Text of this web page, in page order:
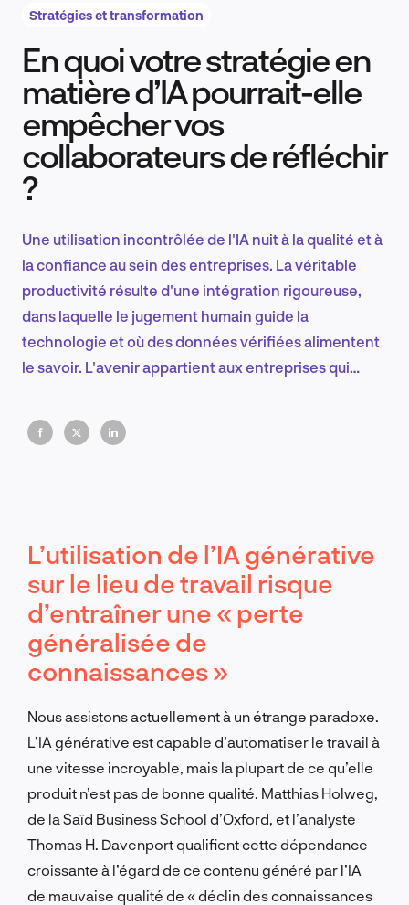
Recherche et conception produit
Tendances sectorielles
FR
Stratégies et transformation
En quoi votre stratégie en
matière d’IA pourrait-elle
empêcher vos
collaborateurs de réfléchir
?
Une utilisation incontrôlée de l'IA nuit à la qualité et à
la confiance au sein des entreprises. La véritable
productivité résulte d'une intégration rigoureuse,
dans laquelle le jugement humain guide la
technologie et où des données vérifiées alimentent
le savoir. L'avenir appartient aux entreprises qui
L’utilisation de l’IA générative
sur le lieu de travail risque
d’entraîner une « perte
généralisée de
connaissances »
Nous assistons actuellement à un étrange paradoxe.
L’IA générative est capable d’automatiser le travail à
une vitesse incroyable, mais la plupart de ce qu’elle
produit n’est pas de bonne qualité. Matthias Holweg,
de la Saïd Business School d’Oxford, et l’analyste
Thomas H. Davenport qualifient cette dépendance
croissante à l’égard de ce contenu généré par l’IA
de mauvaise qualité de « déclin des connaissances